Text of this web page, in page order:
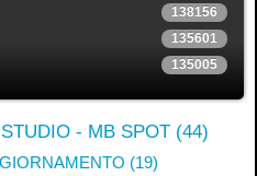
138156
135601
135005
- MB SPOT (44)
(19)